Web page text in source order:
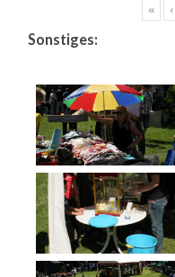
« ‹
Sonstiges: